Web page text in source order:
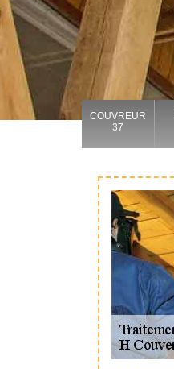
COUVREUR
37